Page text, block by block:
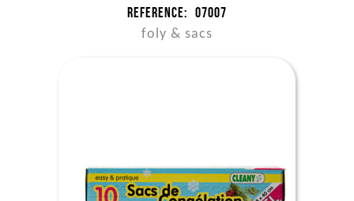
Reference: 07007
foly & sacs